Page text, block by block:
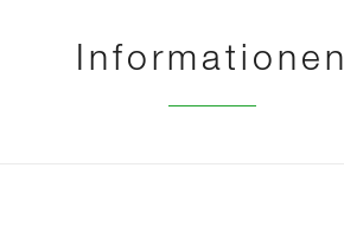
Informationen